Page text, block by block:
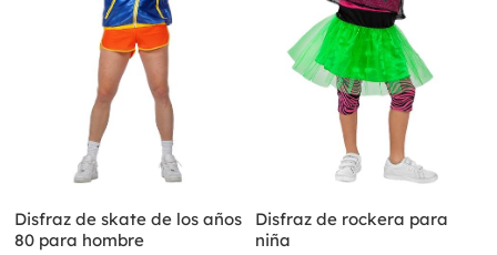
Disfraz de skate de los años
80 para hombre
Disfraz de rockera para
niña